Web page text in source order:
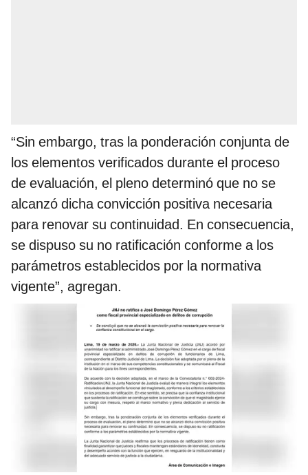
“Sin embargo, tras la ponderación conjunta de
los elementos verificados durante el proceso
de evaluación, el pleno determinó que no se
alcanzó dicha convicción positiva necesaria
para renovar su continuidad. En consecuencia,
se dispuso su no ratificación conforme a los
parámetros establecidos por la normativa
vigente”, agregan.